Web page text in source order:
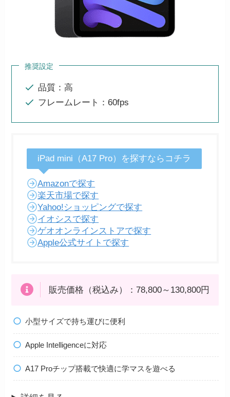
推奨設定
品質：高
フレームレート：60fps
iPad mini（A17 Pro）を探すならコチラ
Amazonで探す
楽天市場で探す
Yahoo!ショッピングで探す
イオシスで探す
ゲオオンラインストアで探す
Apple公式サイトで探す
販売価格（税込み）：78,800～130,800円
小型サイズで持ち運びに便利
Apple Intelligenceに対応
A17 Proチップ搭載で快適に学マスを遊べる